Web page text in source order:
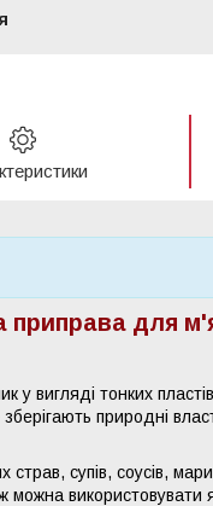
для
вигляді тонких
природні
супів, соусів,
можна